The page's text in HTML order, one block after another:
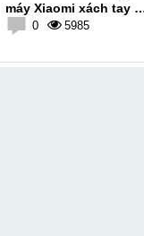
máy Xiaomi xách tay
Trung Quốc
0 5985